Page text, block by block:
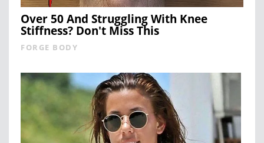
Over 50 And Struggling With Knee
Stiffness? Don't Miss This
FORGE BODY